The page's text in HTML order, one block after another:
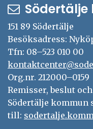
151 89 Södertälje
Besöksadress:
Tfn: 08–523 010 00
Org.nr. 212000–0159
Remisser, beslut
Södertälje kommun
till: